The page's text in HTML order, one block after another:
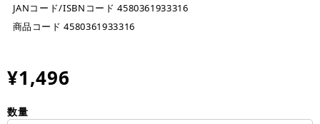
JANコード/ISBNコード 4580361933316
商品コード 4580361933316
¥1,496
数量